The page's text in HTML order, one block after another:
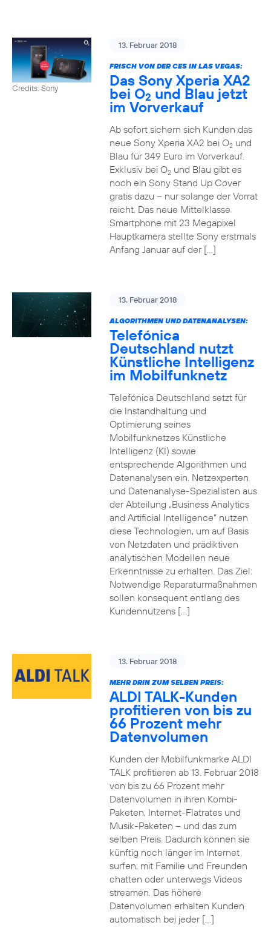
Credits: Sony
13. Februar 2018
FRISCH VON DER CES IN LAS VEGAS:
Das Sony Xperia XA2
bei O2 und Blau jetzt
im Vorverkauf
Ab sofort sichern sich Kunden das
neue Sony Xperia XA2 bei O2und
Blau für 349 Euro im Vorverkauf.
Exklusiv bei O2und Blau gibt es
noch ein Sony Stand Up Cover
gratis dazu – nur solange der Vorrat
reicht. Das neue Mittelklasse
Smartphone mit 23 Megapixel
Hauptkamera stellte Sony erstmals
Anfang Januar auf der […]
13. Februar 2018
ALGORITHMEN UND DATENANALYSEN:
Telefónica
Deutschland nutzt
Künstliche Intelligenz
im Mobilfunknetz
Telefónica Deutschland setzt für
die Instandhaltung und
Optimierung seines
Mobilfunknetzes Künstliche
Intelligenz (KI) sowie
entsprechende Algorithmen und
Datenanalysen ein. Netzexperten
und Datenanalyse-Spezialisten aus
der Abteilung „Business Analytics
and Artificial Intelligence“ nutzen
diese Technologien, um auf Basis
von Netzdaten und prädiktiven
analytischen Modellen neue
Erkenntnisse zu erhalten. Das Ziel:
Notwendige Reparaturmaßnahmen
sollen konsequent entlang des
Kundennutzens […]
13. Februar 2018
MEHR DRIN ZUM SELBEN PREIS:
ALDI TALK-Kunden
profitieren von bis zu
66 Prozent mehr
Datenvolumen
Kunden der Mobilfunkmarke ALDI
TALK profitieren ab 13. Februar 2018
von bis zu 66 Prozent mehr
Datenvolumen in ihren Kombi-
Paketen, Internet-Flatrates und
Musik-Paketen – und das zum
selben Preis. Dadurch können sie
künftig noch länger im Internet
surfen, mit Familie und Freunden
chatten oder unterwegs Videos
streamen. Das höhere
Datenvolumen erhalten Kunden
automatisch bei jeder […]